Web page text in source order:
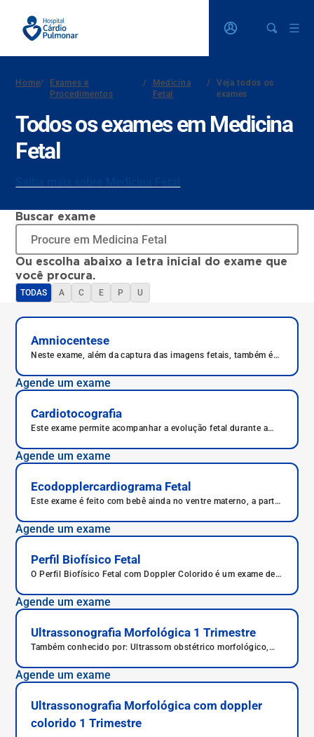
Home/
Exames e
Procedimentos
/
Medicina
Fetal
/
Veja todos os
exames
Todos os exames em Medicina
Fetal
Buscar exame
Ou escolha abaixo a letra inicial do exame que
você procura.
TODAS A C E P U
Amniocentese
Neste exame, além da captura das imagens fetais, também é
amostra de líquido amniótico enviado para análise.
Agende um exame
Cardiotocografia
Este exame permite acompanhar a evolução fetal durante a
Agende um exame
Ecodopplercardiograma Fetal
Este exame é feito com bebê ainda no ventre materno, a partir
um ou mais bebês.
Agende um exame
Perfil Biofísico Fetal
O Perfil Biofísico Fetal com Doppler Colorido é um exame de
para avaliar o bem-estar do bebê. Ele analisa os movimentos,
batimentos cardíacos, líquido amniótico e fluxo sanguíneo
exame é simples, indolor e ajuda a prevenir complicações.
Agende um exame
Ultrassonografia Morfológica 1 Trimestre
Também conhecido por: Ultrassom obstétrico morfológico,
obstétrica morfológica, Ultrassonografia obstétrica
tridimensional, Ultrassom morfológico c/doppler.
Agende um exame
Ultrassonografia Morfológica com doppler
colorido 1 Trimestre